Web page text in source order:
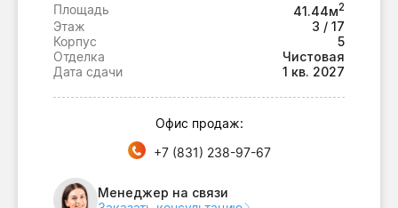
Площадь 41.44м2
Этаж
3 / 17
Корпус
5
Отделка
Чистовая
Дата сдачи
1 кв. 2027
Офис продаж:
+7 (831) 238-97-67
Менеджер на связи